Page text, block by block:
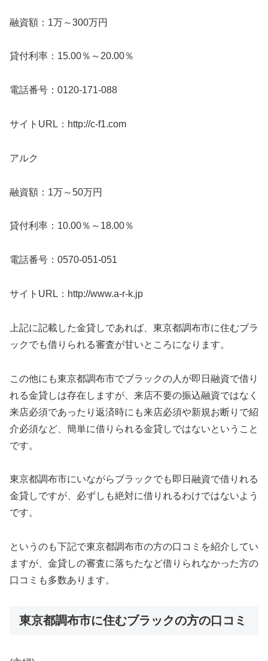
融資額：1万～300万円
貸付利率：15.00％～20.00％
電話番号：0120-171-088
サイトURL：http://c-f1.com
アルク
融資額：1万～50万円
貸付利率：10.00％～18.00％
電話番号：0570-051-051
サイトURL：http://www.a-r-k.jp
上記に記載した金貸しであれば、東京都調布市に住むブラ
ックでも借りられる審査が甘いところになります。
この他にも東京都調布市でブラックの人が即日融資で借り
れる金貸しは存在しますが、来店不要の振込融資ではなく
来店必須であったり返済時にも来店必須や新規お断りで紹
介必須など、簡単に借りられる金貸しではないということ
です。
東京都調布市にいながらブラックでも即日融資で借りれる
金貸しですが、必ずしも絶対に借りれるわけではないよう
です。
というのも下記で東京都調布市の方の口コミを紹介してい
ますが、金貸しの審査に落ちたなど借りられなかった方の
口コミも多数あります。
東京都調布市に住むブラックの方の口コミ